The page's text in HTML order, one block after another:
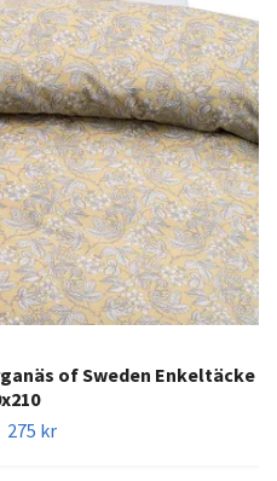
of Sweden Enkeltäcke
275 kr